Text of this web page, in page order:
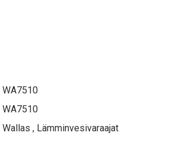
WA7510
WA7510
Wallas , Lämminvesivaraajat